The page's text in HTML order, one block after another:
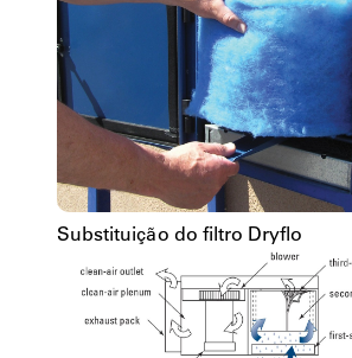
Substituição do filtro Dryflo